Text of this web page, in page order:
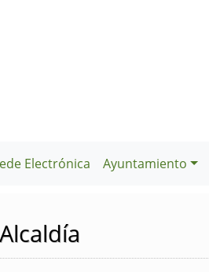
Electrónica Ayuntamiento